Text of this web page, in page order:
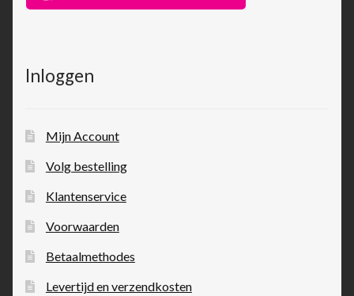
Inloggen
Mijn Account
Volg bestelling
Klantenservice
Voorwaarden
Betaalmethodes
Levertijd en verzendkosten